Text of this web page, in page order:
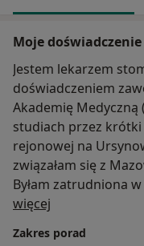
Moje doświadczenie
Jestem lekarzem
doświadczeniem
Akademię Medyczną
studiach przez krótki
rejonowej na
związałam się z
Byłam zatrudniona
Stomatologicznej na
stomatologicznej).
więcej
Zakres porad